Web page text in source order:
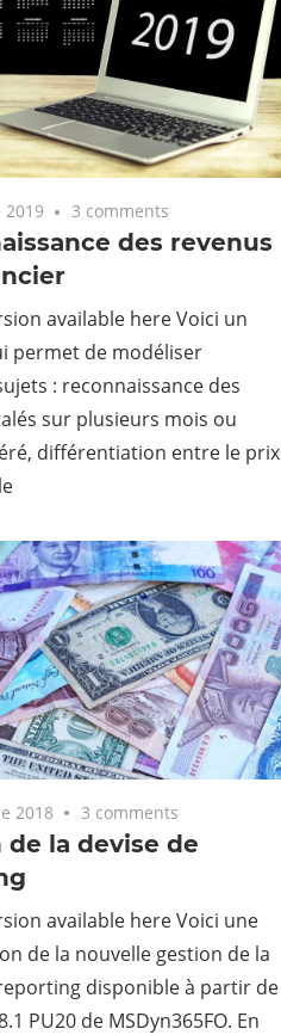
2019 3 comments
des revenus
available here Voici un
permet de modéliser
: reconnaissance des
sur plusieurs mois ou
différentiation entre le prix
2018 3 comments
de la devise de
available here Voici une
de la nouvelle gestion de la
disponible à partir de
PU20 de MSDyn365FO. En